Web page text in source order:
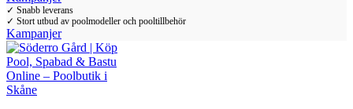
✓ Snabb leverans
✓ Stort utbud av poolmodeller och pooltillbehör
Kampanjer